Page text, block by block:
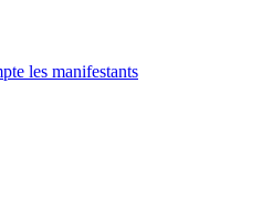
les manifestants